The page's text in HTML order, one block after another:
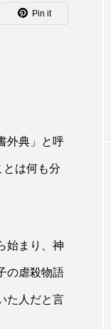
Pin it
外典」と呼
は何も分
始まり、神
の虐殺物語
た人だと言